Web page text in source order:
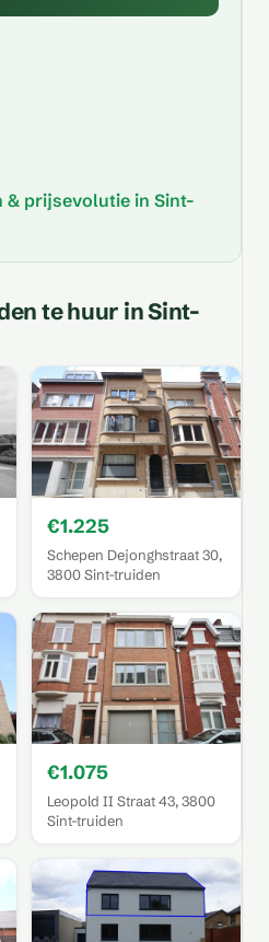
prijsevolutie in Sint-
te huur in Sint-
€1.225
Schepen Dejonghstraat 30,
3800 Sint-truiden
€1.075
Leopold II Straat 43, 3800
Sint-truiden